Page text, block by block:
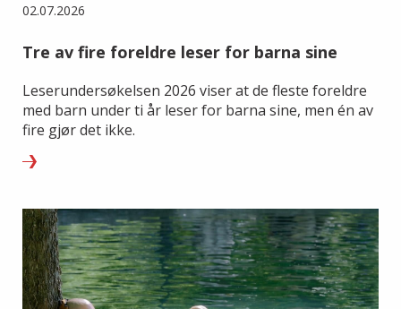
02.07.2026
Tre av fire foreldre leser for barna sine
Leserundersøkelsen 2026 viser at de fleste foreldre
med barn under ti år leser for barna sine, men én av
fire gjør det ikke.